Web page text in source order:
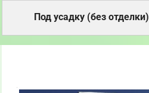
Под усадку (без отделки)